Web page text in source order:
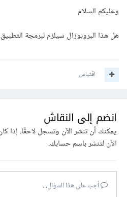
وعليكم السلام
هل هذا البروبوزال سيلزم لبرمجة
اقتباس
انضم إلى النقاش
يمكنك أن تنشر الآن وتسجل لاحقًا. إذا
الآنلتنشر باسم حسابك.
أجب على هذا السؤال...